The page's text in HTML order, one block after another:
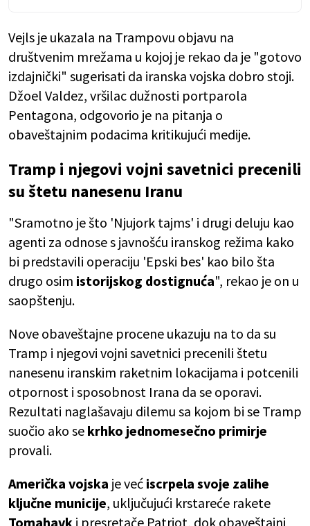
Vejls je ukazala na Trampovu objavu na
društvenim mrežama u kojoj je rekao da je "gotovo
izdajnički" sugerisati da iranska vojska dobro stoji.
Džoel Valdez, vršilac dužnosti portparola
Pentagona, odgovorio je na pitanja o
obaveštajnim podacima kritikujući medije.
Tramp i njegovi vojni savetnici precenili
su štetu nanesenu Iranu
"Sramotno je što 'Njujork tajms' i drugi deluju kao
agenti za odnose s javnošću iranskog režima kako
bi predstavili operaciju 'Epski bes' kao bilo šta
drugo osim istorijskog dostignuća", rekao je on u
saopštenju.
Nove obaveštajne procene ukazuju na to da su
Tramp i njegovi vojni savetnici precenili štetu
nanesenu iranskim raketnim lokacijama i potcenili
otpornost i sposobnost Irana da se oporavi.
Rezultati naglašavaju dilemu sa kojom bi se Tramp
suočio ako se krhko jednomesečno primirje
provali.
Američka vojska je već iscrpela svoje zalihe
ključne municije, uključujući krstareće rakete
Tomahavk i presretače Patriot, dok obaveštajni